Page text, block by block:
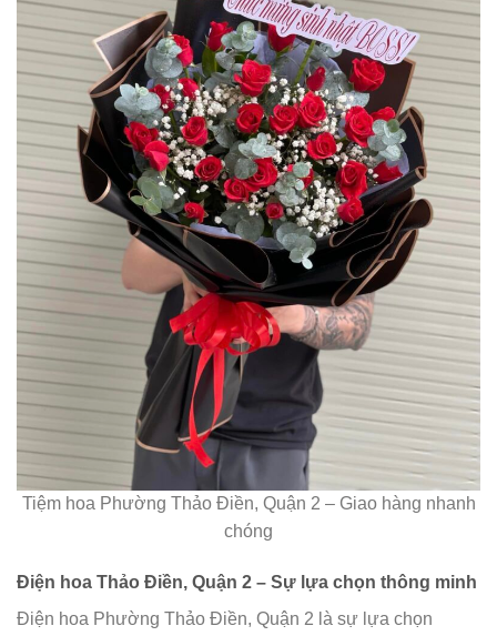
Tiệm hoa Phường Thảo Điền, Quận 2 – Giao hàng nhanh
chóng
Điện hoa Thảo Điền, Quận 2 – Sự lựa chọn thông minh
Điện hoa Phường Thảo Điền, Quận 2 là sự lựa chọn